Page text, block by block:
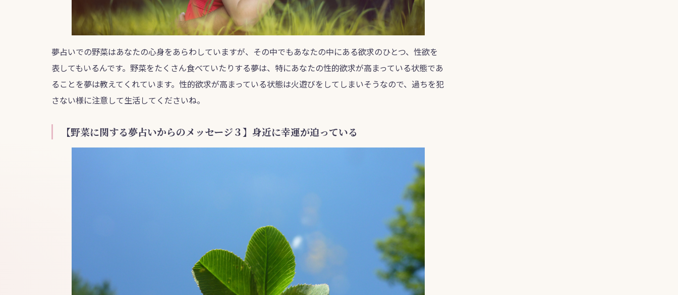
夢占いでの野菜はあなたの心身をあらわしていますが、その中でもあなたの中にある欲求のひとつ、性欲を
表してもいるんです。野菜をたくさん食べていたりする夢は、特にあなたの性的欲求が高まっている状態であ
ることを夢は教えてくれています。性的欲求が高まっている状態は火遊びをしてしまいそうなので、過ちを犯
さない様に注意して生活してくださいね。
【野菜に関する夢占いからのメッセージ３】身近に幸運が迫っている